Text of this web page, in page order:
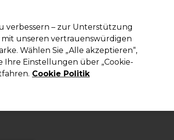
Herrenfriseur Inspiration Die Professional
verbessern – zur Unterstützung
unseren vertrauenswürdigen
Wählen Sie „Alle akzeptieren“,
Ihre Einstellungen über „Cookie-
Cookie Politik